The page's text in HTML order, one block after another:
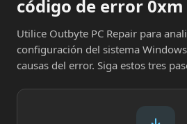
código de error 0xm
Utilice Outbyte PC Repair para
configuración del sistema
causas del error. Siga estos tres